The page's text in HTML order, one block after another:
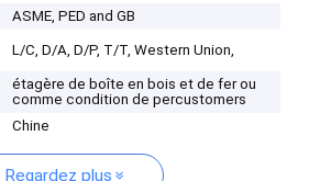
ASME, PED and GB
L/C, D/A, D/P, T/T, Western Union,
étagère de boîte en bois et de fer ou
comme condition de percustomers
Chine
Regardez plus